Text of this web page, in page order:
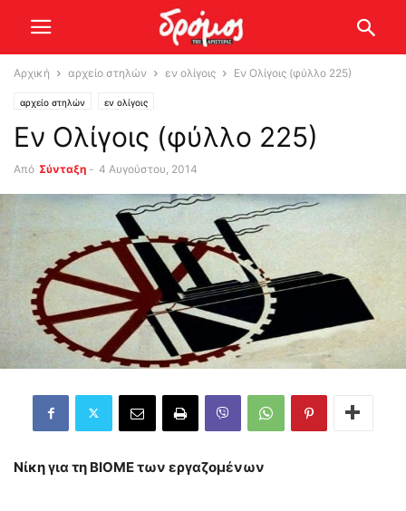
Αρχική αρχείο στηλών εν ολίγοις Εν Ολίγοις (φύλλο 225)
αρχείο στηλών εν ολίγοις
Εν Ολίγοις (φύλλο 225)
Από Σύνταξη - 4 Αυγούστου, 2014
Νίκη για τη ΒΙΟΜΕ των εργαζομένων